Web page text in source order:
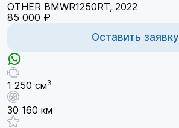
OTHER BMWR1250RT, 2022
85 000 ₽
Оставить заявку
1 250 см3
30 160 км